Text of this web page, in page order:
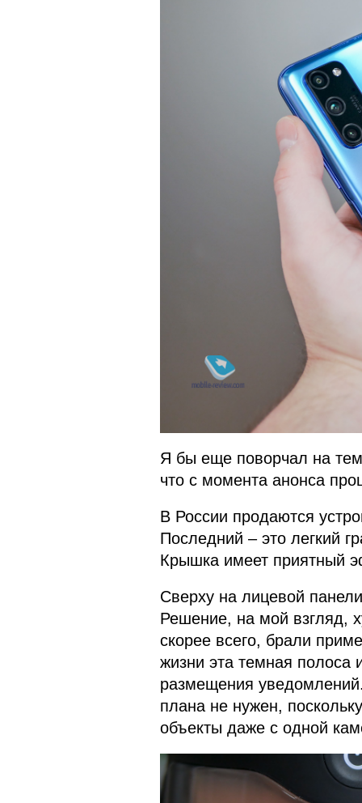
Я бы еще поворчал на
что с момента анонса
В России продаются
Последний – это легкий
Крышка имеет приятный
Сверху на лицевой
Решение, на мой взгляд,
скорее всего, брали
жизни эта темная полоса
размещения
плана не нужен,
объекты даже с одной